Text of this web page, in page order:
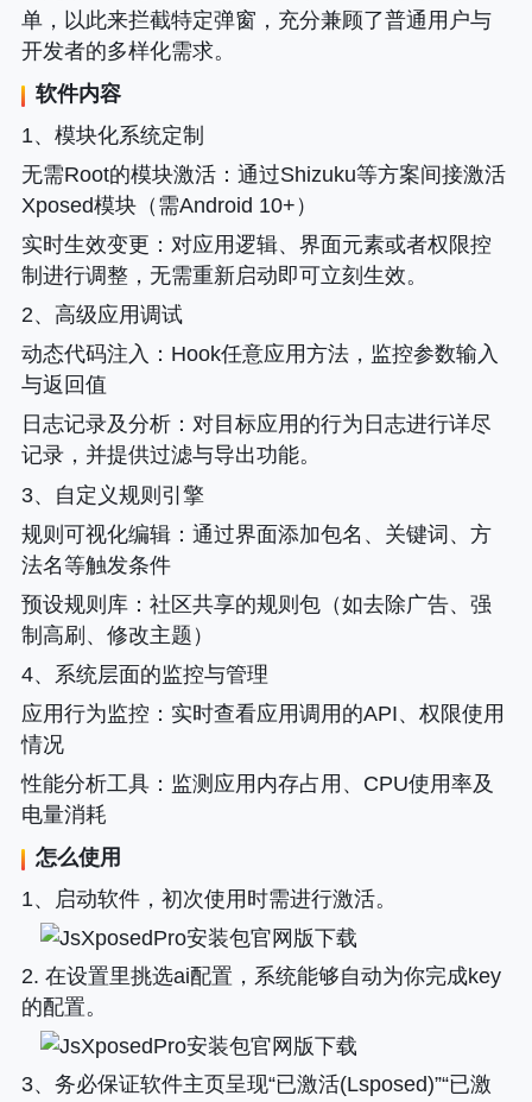
单，以此来拦截特定弹窗，充分兼顾了普通用户与
开发者的多样化需求。
软件内容
1、模块化系统定制
无需Root的模块激活：通过Shizuku等方案间接激活
Xposed模块（需Android 10+）
实时生效变更 ：对应用逻辑、界面元素或者权限控
制进行调整，无需重新启动即可立刻生效。
2、高级应用调试
动态代码注入 ：Hook任意应用方法，监控参数输入
与返回值
日志记录及分析：对目标应用的行为日志进行详尽
记录，并提供过滤与导出功能。
3、自定义规则引擎
规则可视化编辑：通过界面添加包名、关键词、方
法名等触发条件
预设规则库：社区共享的规则包（如去除广告、强
制高刷、修改主题）
4、系统层面的监控与管理
应用行为监控 ：实时查看应用调用的API、权限使用
情况
性能分析工具：监测应用内存占用、CPU使用率及
电量消耗
怎么使用
1、启动软件，初次使用时需进行激活。
2. 在设置里挑选ai配置，系统能够自动为你完成key
的配置。
3、务必保证软件主页呈现“已激活(Lsposed)”“已激